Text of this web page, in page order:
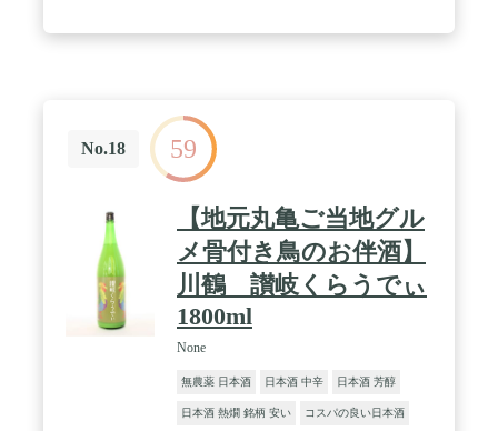
No.18 59
【地元丸亀ご当地グル
メ骨付き鳥のお伴酒】
川鶴 讃岐くらうでぃ
1800ml
None
無農薬 日本酒 日本酒 中辛 日本酒 芳醇
日本酒 熱燗 銘柄 安い コスパの良い日本酒